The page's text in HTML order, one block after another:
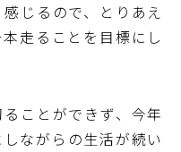
じるので、とりあえ
走ることを目標にし
ことができず、今年
ながらの生活が続い